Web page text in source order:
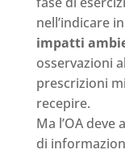
nell’indicare
impatti
osservazioni
prescrizioni
recepire.
Ma l’OA
di